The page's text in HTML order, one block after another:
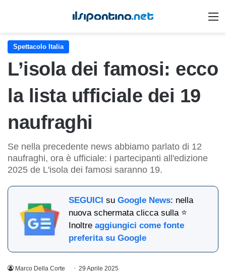
Spettacolo Italia
L’isola dei famosi: ecco
la lista ufficiale dei 19
naufraghi
Se nella precedente news abbiamo parlato di 12
naufraghi, ora è ufficiale: i partecipanti all'edizione
2025 de L'isola dei famosi saranno 19.
SEGUICI suGoogle News: nella
nuova schermata clicca sulla ⭐
Inoltreaggiungici come fonte
preferita su Google
Marco Della Corte 29 Aprile 2025